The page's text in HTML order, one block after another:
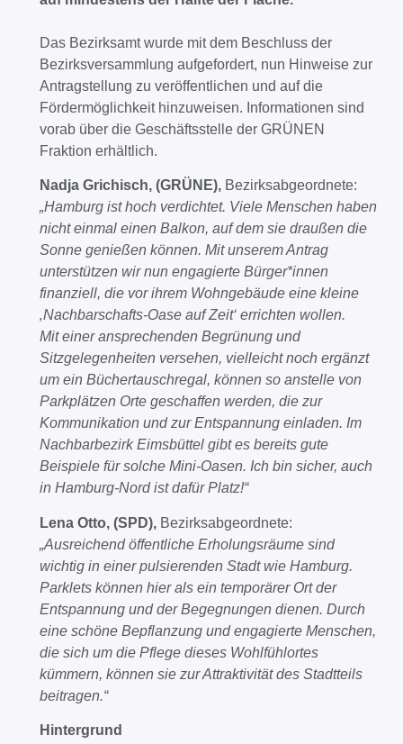
Das Bezirksamt wurde mit dem Beschluss der
Bezirksversammlung aufgefordert, nun Hinweise zur
Antragstellung zu veröffentlichen und auf die
Fördermöglichkeit hinzuweisen. Informationen sind
vorab über die Geschäftsstelle der GRÜNEN
Fraktion erhältlich.
Nadja Grichisch, (GRÜNE), Bezirksabgeordnete:
„Hamburg ist hoch verdichtet. Viele Menschen haben
nicht einmal einen Balkon, auf dem sie draußen die
Sonne genießen können. Mit unserem Antrag
unterstützen wir nun engagierte Bürger*innen
finanziell, die vor ihrem Wohngebäude eine kleine
‚Nachbarschafts-Oase auf Zeit‘ errichten wollen.
Mit einer ansprechenden Begrünung und
Sitzgelegenheiten versehen, vielleicht noch ergänzt
um ein Büchertauschregal, können so anstelle von
Parkplätzen Orte geschaffen werden, die zur
Kommunikation und zur Entspannung einladen. Im
Nachbarbezirk Eimsbüttel gibt es bereits gute
Beispiele für solche Mini-Oasen. Ich bin sicher, auch
in Hamburg-Nord ist dafür Platz!“
Lena Otto, (SPD), Bezirksabgeordnete:
„Ausreichend öffentliche Erholungsräume sind
wichtig in einer pulsierenden Stadt wie Hamburg.
Parklets können hier als ein temporärer Ort der
Entspannung und der Begegnungen dienen. Durch
eine schöne Bepflanzung und engagierte Menschen,
die sich um die Pflege dieses Wohlfühlortes
kümmern, können sie zur Attraktivität des Stadtteils
beitragen.“
Hintergrund